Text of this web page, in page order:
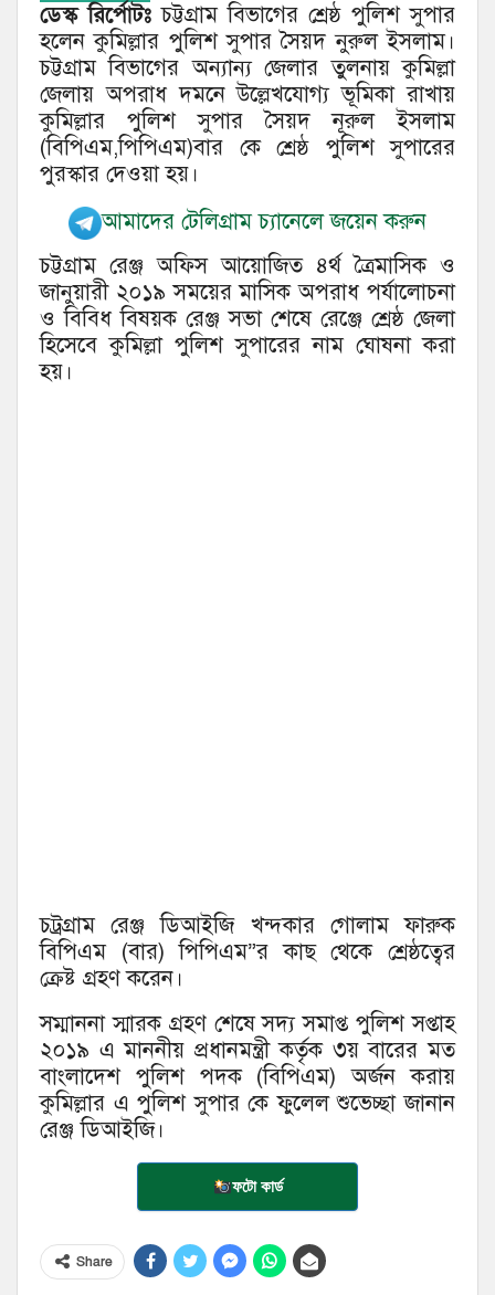
ডেস্ক রির্পোটঃ চট্টগ্রাম বিভাগের শ্রেষ্ঠ পুলিশ সুপার
হলেন কুমিল্লার পুলিশ সুপার সৈয়দ নুরুল ইসলাম।
চট্টগ্রাম বিভাগের অন্যান্য জেলার তুলনায় কুমিল্লা
জেলায় অপরাধ দমনে উল্লেখযোগ্য ভূমিকা রাখায়
কুমিল্লার পুলিশ সুপার সৈয়দ নূরুল ইসলাম
(বিপিএম,পিপিএম)বার কে শ্রেষ্ঠ পুলিশ সুপারের
পুরস্কার দেওয়া হয়।
আমাদের টেলিগ্রাম চ্যানেলে জয়েন করুন
চট্টগ্রাম রেঞ্জ অফিস আয়োজিত ৪র্থ ত্রৈমাসিক ও
জানুয়ারী ২০১৯ সময়ের মাসিক অপরাধ পর্যালোচনা
ও বিবিধ বিষয়ক রেঞ্জ সভা শেষে রেঞ্জে শ্রেষ্ঠ জেলা
হিসেবে কুমিল্লা পুলিশ সুপারের নাম ঘোষনা করা
হয়।
চট্রগ্রাম রেঞ্জ ডিআইজি খন্দকার গোলাম ফারুক
বিপিএম (বার) পিপিএম”র কাছ থেকে শ্রেষ্ঠত্বের
ক্রেষ্ট গ্রহণ করেন।
সম্মাননা স্মারক গ্রহণ শেষে সদ্য সমাপ্ত পুলিশ সপ্তাহ
২০১৯ এ মাননীয় প্রধানমন্ত্রী কর্তৃক ৩য় বারের মত
বাংলাদেশ পুলিশ পদক (বিপিএম) অর্জন করায়
কুমিল্লার এ পুলিশ সুপার কে ফুলেল শুভেচ্ছা জানান
রেঞ্জ ডিআইজি।
ফটো কার্ড
Share